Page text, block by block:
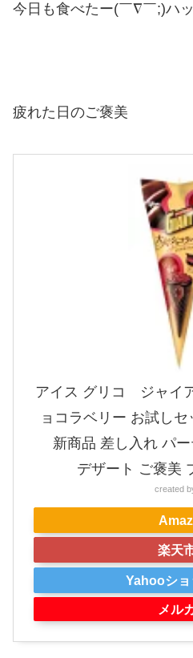
今日も食べたー(￣∇￣;)ハ
疲れた日のご褒美
アイス グリコ ジャイ
ョコラベリー お試し
新商品 差し入れ パー
デザート ご褒美
created
楽天
Yahooショ
メル